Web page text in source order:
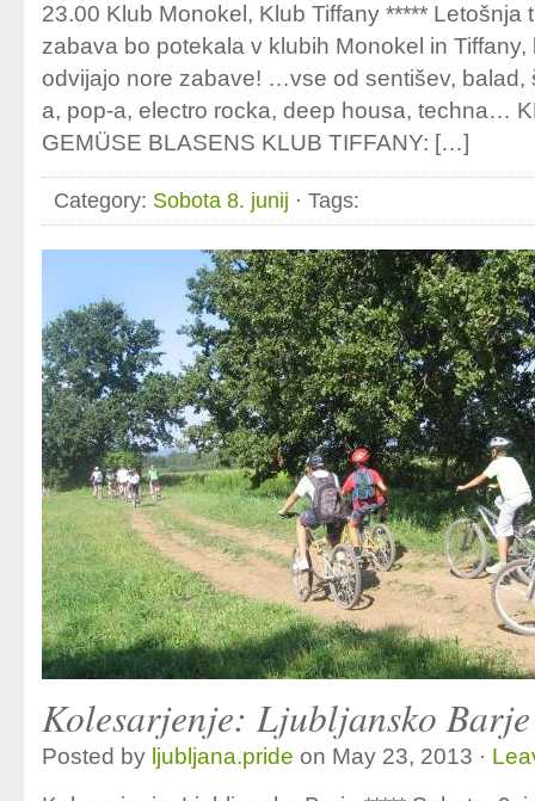
23.00 Klub Monokel, Klub Tiffany ***** Letošnja
zabava bo potekala v klubih Monokel in
odvijajo nore zabave! …vse od sentišev, balad,
a, pop-a, electro rocka, deep housa, techna…
GEMÜSE BLASENS KLUB TIFFANY: […]
Category: Sobota 8. junij · Tags:
Kolesarjenje: Ljubljansko Barje
Posted by ljubljana.pride on May 23, 2013 ·